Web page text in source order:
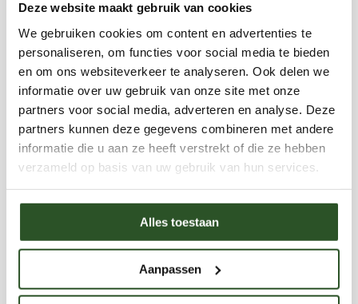
Deze website maakt gebruik van cookies
We gebruiken cookies om content en advertenties te
personaliseren, om functies voor social media te bieden
en om ons websiteverkeer te analyseren. Ook delen we
informatie over uw gebruik van onze site met onze
partners voor social media, adverteren en analyse. Deze
partners kunnen deze gegevens combineren met andere
informatie die u aan ze heeft verstrekt of die ze hebben
verzameld op basis van uw gebruik van hun services.
Alles toestaan
Aanpassen
Jaap Molenaar
278 artikelenBekijk profiel
website
Over Jaap MolenaarJaap Molenaar is directeur en
oprichter van de Bijenstichting en Bijen
Educatiecentrum in Vorden en al meer dan 15 jaar
hommels en biodiversiteit in Nederland. Vanuit zijn rol
binnen de Bijenstichting zet hij zich dagelijks in voor
van bewustwording rondom bestuivers en hun
leefomgeving.Met een achtergrond in biologie,
plantenbiotechnologie en groenbeheer combineert